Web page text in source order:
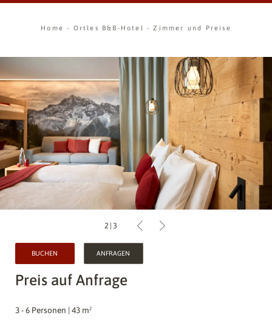
Home- Ortles B&B-Hotel - Zimmer und Preise
2 | 3
BUCHEN ANFRAGEN
Preis auf Anfrage
3 - 6 Personen | 43 m²